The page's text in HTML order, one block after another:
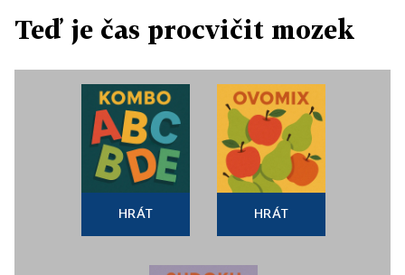
Teď je čas procvičit mozek
HRÁT HRÁT